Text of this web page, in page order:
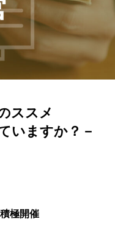
ススメ
いますか？－
極開催